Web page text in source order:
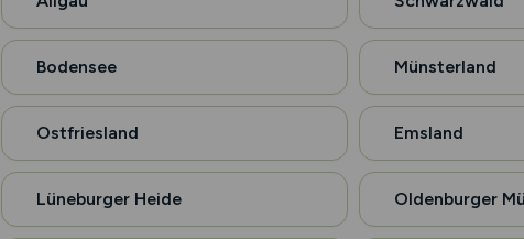
Bodensee Münsterland
Ostfriesland Emsland
Lüneburger Heide Oldenburger